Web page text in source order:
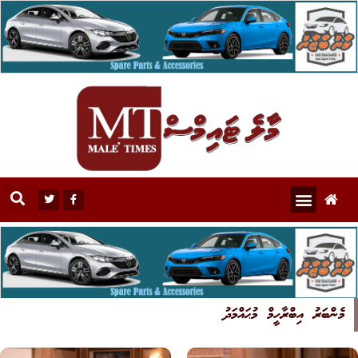
މެންބަރު އިބްރާހީމް މުޙައްމަދު